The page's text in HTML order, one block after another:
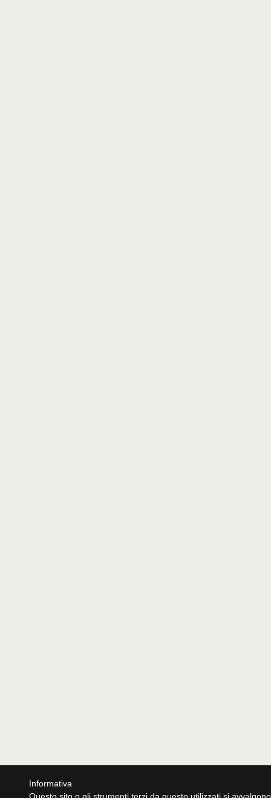
Informativa